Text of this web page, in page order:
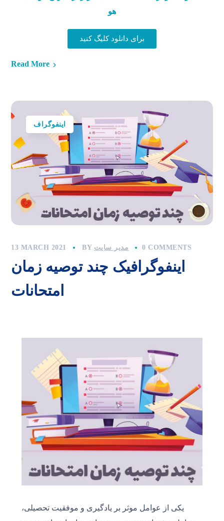
هو
برای دانلود کلیگ کنید
Read More
اینفوگراف
13 MARCH 2021 BY مدیر سایت 0 COMMENTS
اینفوگرافیک چند توصیه زمان
امتحانات
یكى از عوامل موثر بر یادگیرى و موفقیت تحصیلى،